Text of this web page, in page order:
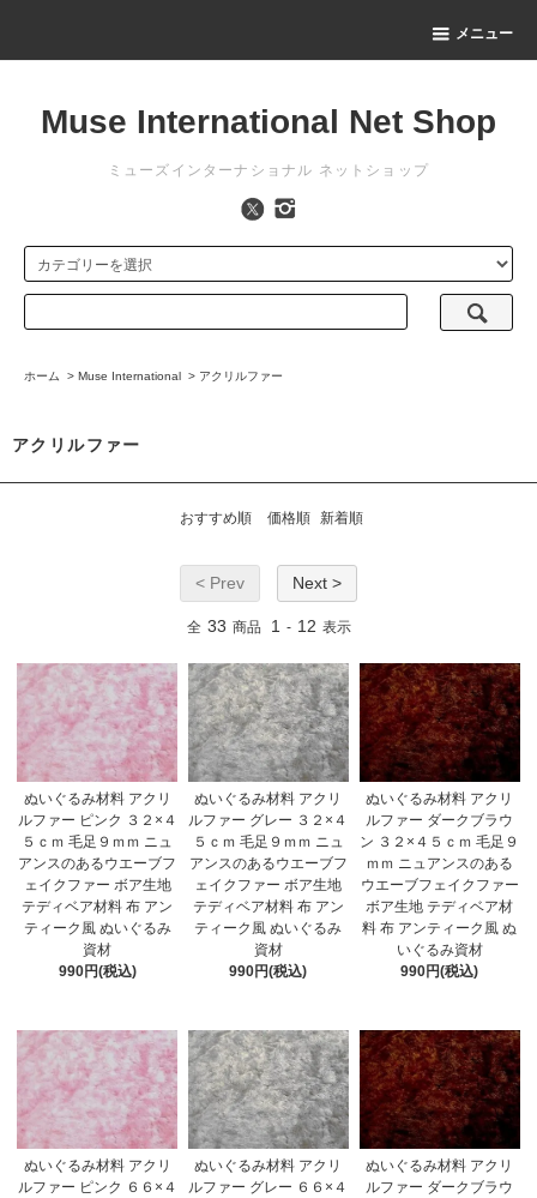
メニュー
Muse International Net Shop
ミューズインターナショナル ネットショップ
ホーム > Muse International > アクリルファー
アクリルファー
おすすめ順 価格順 新着順
< Prev Next >
全 33 商品 1 - 12 表示
ぬいぐるみ材料 アクリ
ルファー ピンク ３２×４
５ｃｍ 毛足９ｍｍ ニュ
アンスのあるウエーブフ
ェイクファー ボア生地
テディベア材料 布 アン
ティーク風 ぬいぐるみ
資材
990円(税込)
ぬいぐるみ材料 アクリ
ルファー グレー ３２×４
５ｃｍ 毛足９ｍｍ ニュ
アンスのあるウエーブフ
ェイクファー ボア生地
テディベア材料 布 アン
ティーク風 ぬいぐるみ
資材
990円(税込)
ぬいぐるみ材料 アクリ
ルファー ダークブラウ
ン ３２×４５ｃｍ 毛足９
ｍｍ ニュアンスのある
ウエーブフェイクファー
ボア生地 テディベア材
料 布 アンティーク風 ぬ
いぐるみ資材
990円(税込)
ぬいぐるみ材料 アクリ
ルファー ピンク ６６×４
ぬいぐるみ材料 アクリ
ルファー グレー ６６×４
ぬいぐるみ材料 アクリ
ルファー ダークブラウ